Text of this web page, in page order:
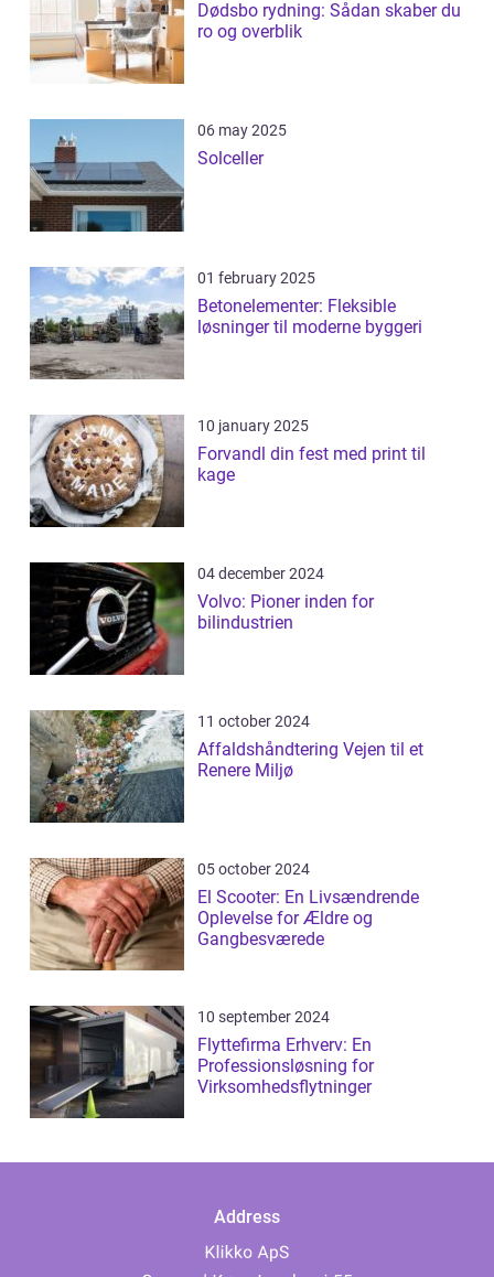
Dødsbo rydning: Sådan skaber du
ro og overblik
06 may 2025
Solceller
01 february 2025
Betonelementer: Fleksible
løsninger til moderne byggeri
10 january 2025
Forvandl din fest med print til
kage
04 december 2024
Volvo: Pioner inden for
bilindustrien
11 october 2024
Affaldshåndtering Vejen til et
Renere Miljø
05 october 2024
El Scooter: En Livsændrende
Oplevelse for Ældre og
Gangbesværede
10 september 2024
Flyttefirma Erhverv: En
Professionsløsning for
Virksomhedsflytninger
Address